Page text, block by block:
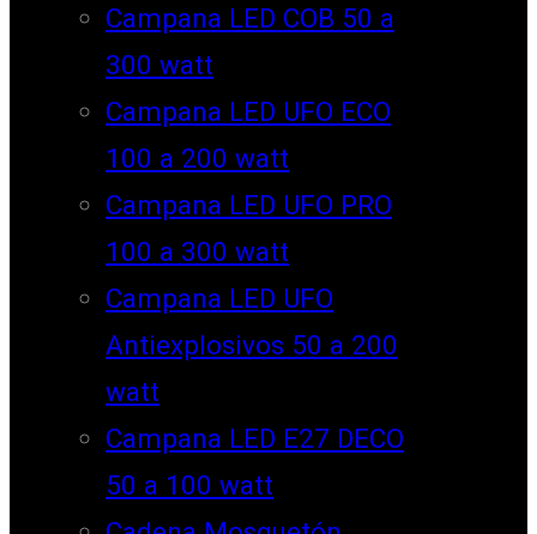
Campana LED COB 50 a
300 watt
Campana LED UFO ECO
100 a 200 watt
Campana LED UFO PRO
100 a 300 watt
Campana LED UFO
Antiexplosivos 50 a 200
watt
Campana LED E27 DECO
50 a 100 watt